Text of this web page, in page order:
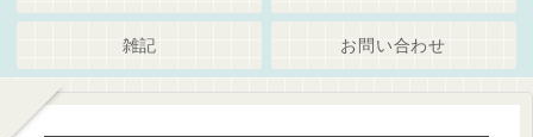
雑記 お問い合わせ